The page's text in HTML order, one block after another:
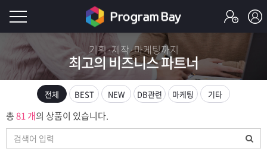
기획·제작·마케팅까지
최고의 비즈니스 파트너
그
이
그
원
가
Q&A
전체 BEST NEW DB관련 마케팅 기타
총81 개의 상품이 있습니다.